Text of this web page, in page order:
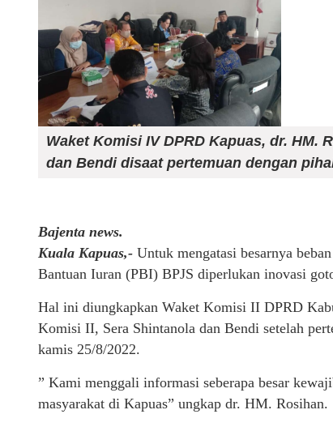
Waket Komisi IV DPRD Kapuas, dr. HM.
dan Bendi disaat pertemuan dengan
Bajenta news.
Kuala Kapuas,- Untuk mengatasi besarnya
Bantuan Iuran (PBI) BPJS diperlukan inovasi
Hal ini diungkapkan Waket Komisi II DPRD
Komisi II, Sera Shintanola dan Bendi setelah
kamis 25/8/2022.
” Kami menggali informasi seberapa besar
masyarakat di Kapuas” ungkap dr. HM. Rosihan.